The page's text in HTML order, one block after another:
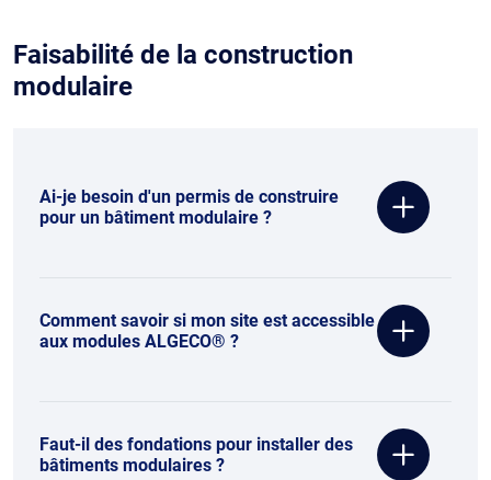
Faisabilité de la construction
modulaire
Ai-je besoin d'un permis de construire
pour un bâtiment modulaire ?
Comment savoir si mon site est accessible
aux modules ALGECO® ?
Faut-il des fondations pour installer des
bâtiments modulaires ?